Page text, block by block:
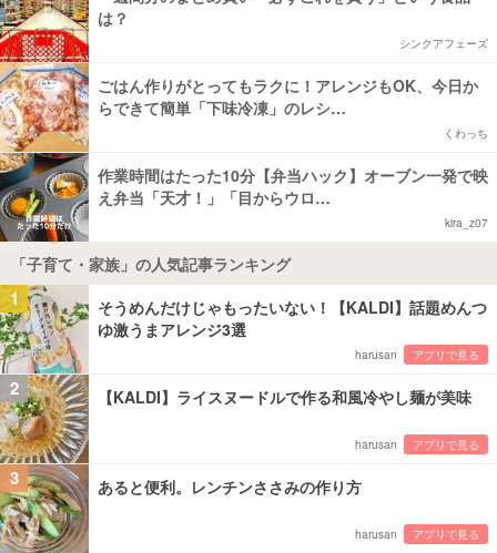
は？
シンクアフェーズ
ごはん作りがとってもラクに！アレンジもOK、今日か
らできて簡単「下味冷凍」のレシ…
くわっち
作業時間はたった10分【弁当ハック】オーブン一発で映
え弁当「天才！」「目からウロ…
kira_z07
「子育て・家族」の人気記事ランキング
1
そうめんだけじゃもったいない！【KALDI】話題めんつ
ゆ激うまアレンジ3選
harusan アプリで見る
2 【KALDI】ライスヌードルで作る和風冷やし麺が美味
harusan アプリで見る
3 あると便利。レンチンささみの作り方
harusan アプリで見る